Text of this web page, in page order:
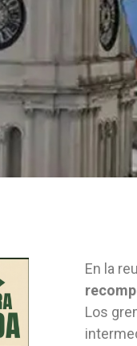
En la
Los